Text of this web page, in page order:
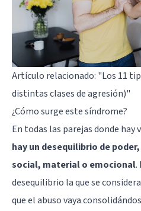
Artículo relacionado: "Los 11
distintas clases de agresión)"
¿Cómo surge este síndrome?
En todas las parejas donde hay
hay un desequilibrio de
social, material o emocional.
desequilibrio la que se
que el abuso vaya